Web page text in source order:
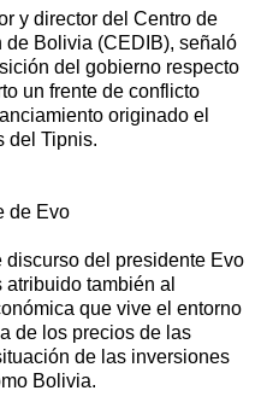
y director del Centro de
de Bolivia (CEDIB), señaló
del gobierno respecto
un frente de conflicto
originado el
del Tipnis.
de Evo
del presidente Evo
también al
que vive el entorno
de los precios de las
de las inversiones
Bolivia.